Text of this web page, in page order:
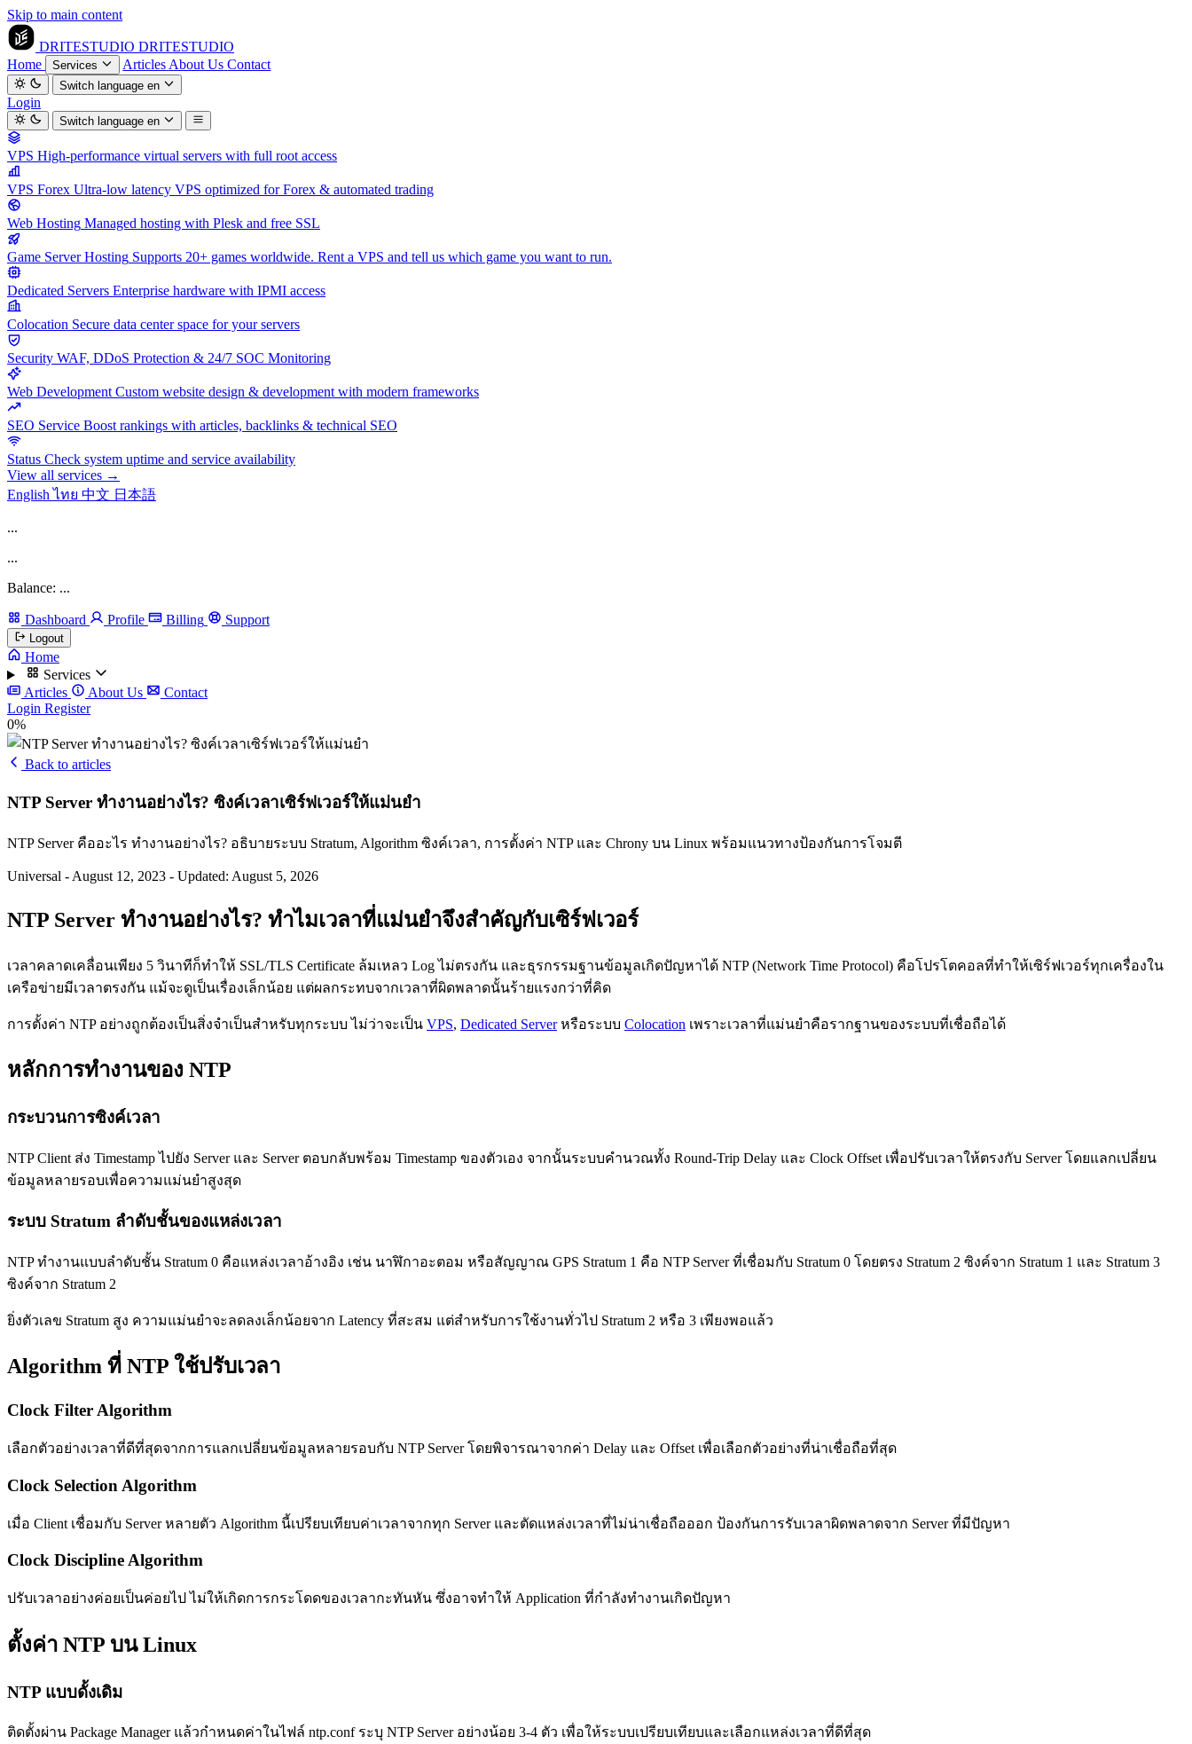
Skip to main content
DRITESTUDIO DRITESTUDIO
Home
Services Articles About Us Contact
Switch languageen
Login
Switch languageen
VPS High-performance virtual servers with full root access
VPS Forex Ultra-low latency VPS optimized for Forex & automated trading
Web Hosting Managed hosting with Plesk and free SSL
Game Server Hosting Supports 20+ games worldwide. Rent a VPS and tell us which game you want to run.
Dedicated Servers Enterprise hardware with IPMI access
Colocation Secure data center space for your servers
Security WAF, DDoS Protection & 24/7 SOC Monitoring
Web Development Custom website design & development with modern frameworks
SEO Service Boost rankings with articles, backlinks & technical SEO
Status Check system uptime and service availability
View all services →
Englishไทย 中文 日本語
...
...
Balance: ...
Dashboard Profile Billing Support
Logout
Home
Services
Articles
About Us
Contact
Login Register
0%
Back to articles
NTP Server ทำงานอย่างไร? ซิงค์เวลาเซิร์ฟเวอร์ให้แม่นยำ
NTP Server คืออะไร ทำงานอย่างไร? อธิบายระบบ Stratum, Algorithm ซิงค์เวลา, การตั้งค่า NTP และ Chrony บน Linux พร้อมแนวทางป้องกันการโจมตี
Universal - August 12, 2023 - Updated: August 5, 2026
NTP Server ทำงานอย่างไร? ทำไมเวลาที่แม่นยำจึงสำคัญกับเซิร์ฟเวอร์
เวลาคลาดเคลื่อนเพียง 5 วินาทีก็ทำให้ SSL/TLS Certificate ล้มเหลว Log ไม่ตรงกัน และธุรกรรมฐานข้อมูลเกิดปัญหาได้ NTP (Network Time Protocol) คือโปรโตคอลที่ทำให้เซิร์ฟเวอร์ทุกเครื่องใน
เครือข่ายมีเวลาตรงกัน แม้จะดูเป็นเรื่องเล็กน้อย แต่ผลกระทบจากเวลาที่ผิดพลาดนั้นร้ายแรงกว่าที่คิด
การตั้งค่า NTP อย่างถูกต้องเป็นสิ่งจำเป็นสำหรับทุกระบบ ไม่ว่าจะเป็น VPS, Dedicated Serverหรือระบบ Colocation เพราะเวลาที่แม่นยำคือรากฐานของระบบที่เชื่อถือได้
หลักการทำงานของ NTP
กระบวนการซิงค์เวลา
NTP Client ส่ง Timestamp ไปยัง Server และ Server ตอบกลับพร้อม Timestamp ของตัวเอง จากนั้นระบบคำนวณทั้ง Round-Trip Delay และ Clock Offset เพื่อปรับเวลาให้ตรงกับ Server โดยแลกเปลี่ยน
ข้อมูลหลายรอบเพื่อความแม่นยำสูงสุด
ระบบ Stratum ลำดับชั้นของแหล่งเวลา
NTP ทำงานแบบลำดับชั้น Stratum 0 คือแหล่งเวลาอ้างอิง เช่น นาฬิกาอะตอม หรือสัญญาณ GPS Stratum 1 คือ NTP Server ที่เชื่อมกับ Stratum 0 โดยตรง Stratum 2 ซิงค์จาก Stratum 1 และ Stratum 3
ซิงค์จาก Stratum 2
ยิ่งตัวเลข Stratum สูง ความแม่นยำจะลดลงเล็กน้อยจาก Latency ที่สะสม แต่สำหรับการใช้งานทั่วไป Stratum 2 หรือ 3 เพียงพอแล้ว
Algorithm ที่ NTP ใช้ปรับเวลา
Clock Filter Algorithm
เลือกตัวอย่างเวลาที่ดีที่สุดจากการแลกเปลี่ยนข้อมูลหลายรอบกับ NTP Server โดยพิจารณาจากค่า Delay และ Offset เพื่อเลือกตัวอย่างที่น่าเชื่อถือที่สุด
Clock Selection Algorithm
เมื่อ Client เชื่อมกับ Server หลายตัว Algorithm นี้เปรียบเทียบค่าเวลาจากทุก Server และตัดแหล่งเวลาที่ไม่น่าเชื่อถือออก ป้องกันการรับเวลาผิดพลาดจาก Server ที่มีปัญหา
Clock Discipline Algorithm
ปรับเวลาอย่างค่อยเป็นค่อยไป ไม่ให้เกิดการกระโดดของเวลากะทันหัน ซึ่งอาจทำให้ Application ที่กำลังทำงานเกิดปัญหา
ตั้งค่า NTP บน Linux
NTP แบบดั้งเดิม
ติดตั้งผ่าน Package Manager แล้วกำหนดค่าในไฟล์ ntp.conf ระบุ NTP Server อย่างน้อย 3-4 ตัว เพื่อให้ระบบเปรียบเทียบและเลือกแหล่งเวลาที่ดีที่สุด